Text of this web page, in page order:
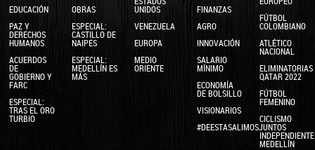
EDUCACIÓN
PAZ Y
DERECHOS
HUMANOS
ACUERDOS
DE
GOBIERNO Y
FARC
ESPECIAL:
TRAS EL ORO
TURBIO
OBRAS
ESPECIAL:
CASTILLO DE
NAIPES
ESPECIAL:
MEDELLÍN ES
MÁS
UNIDOS
VENEZUELA
EUROPA
MEDIO
ORIENTE
FINANZAS
AGRO
INNOVACIÓN
SALARIO
MÍNIMO
ECONOMÍA
DE BOLSILLO
VISIONARIOS
#DEESTASALIMOSJUNTOS
FÚTBOL
COLOMBIANO
ATLÉTICO
NACIONAL
ELIMINATORIAS
QATAR 2022
FÚTBOL
FEMENINO
CICLISMO
INDEPENDIENTE
MEDELLÍN